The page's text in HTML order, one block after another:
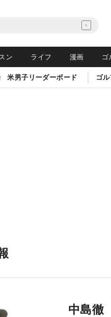
ン ライフ 漫画 ゴ
米男子リーダーボード ゴ
中島徹